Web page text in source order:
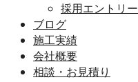
採用エントリー
ブログ
施工実績
会社概要
相談・お見積り